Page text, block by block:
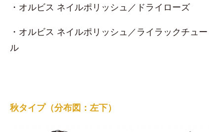
・オルビス ネイルポリッシュ／ドライローズ
・オルビス ネイルポリッシュ／ライラックチュー
ル
秋タイプ（分布図：左下）